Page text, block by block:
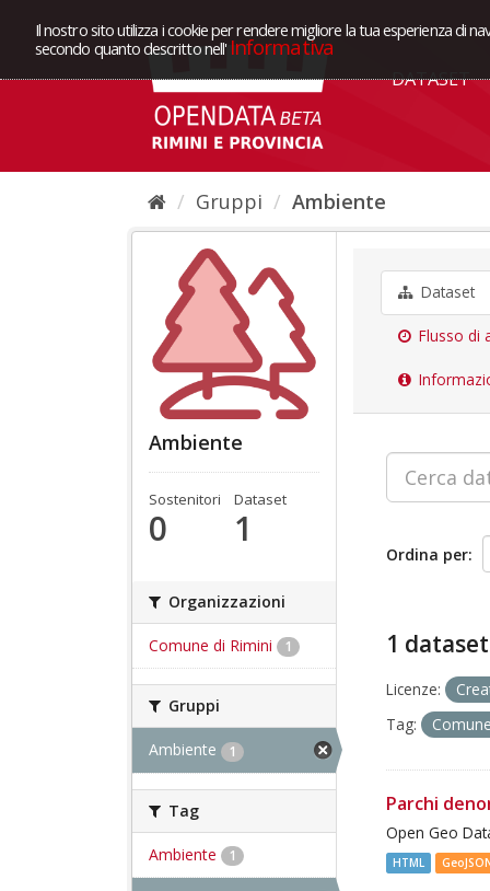
Il nostro sito utilizza i cookie per rendere migliore la tua esperienza di
secondo quanto descritto nell' Informativa
DATASET
Gruppi Ambiente
Ambiente
Sostenitori
0
Dataset
1
Organizzazioni
Comune di Rimini 1
Gruppi
Ambiente 1
Tag
Ambiente 1
Dataset
Flusso di
Ordina per
1
Licenze:
Tag:
Parchi
Open Geo
HTML